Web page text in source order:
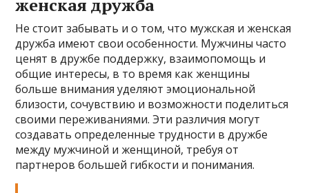
женская дружба
Не стоит забывать и о том, что мужская и женская
дружба имеют свои особенности. Мужчины часто
ценят в дружбе поддержку, взаимопомощь и
общие интересы, в то время как женщины
больше внимания уделяют эмоциональной
близости, сочувствию и возможности поделиться
своими переживаниями. Эти различия могут
создавать определенные трудности в дружбе
между мужчиной и женщиной, требуя от
партнеров большей гибкости и понимания.